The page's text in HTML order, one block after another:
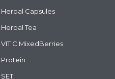
Herbal Capsules
Herbal Tea
VIT C MixedBerries
Protein
SET